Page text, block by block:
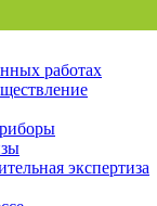
работах
экспертиза